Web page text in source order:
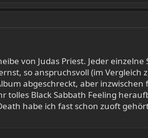
von Judas Priest. Jeder
so anspruchsvoll (im
abgeschreckt, aber
tolles Black Sabbath Feeling
habe ich fast schon zuoft